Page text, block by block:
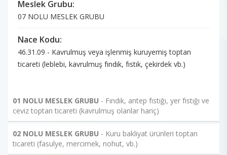
Meslek Grubu:
07 NOLU MESLEK GRUBU
Nace Kodu:
46.31.09 - Kavrulmuş veya işlenmiş kuruyemiş toptan
ticareti (leblebi, kavrulmuş fındık, fıstık, çekirdek vb.)
01 NOLU MESLEK GRUBU - Fındık, antep fıstığı, yer fıstığı ve
ceviz toptan ticareti (kavrulmuş olanlar hariç)
02 NOLU MESLEK GRUBU - Kuru bakliyat ürünleri toptan
ticareti (fasulye, mercimek, nohut, vb.)